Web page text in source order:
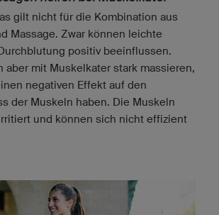
gilt nicht für die Kombination aus
Massage. Zwar können leichte
positiv beeinflussen.
aber mit Muskelkater stark massieren,
negativen Effekt auf den
der Muskeln haben. Die Muskeln
und können sich nicht effizient